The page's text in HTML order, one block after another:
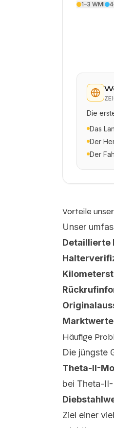
1–3 WMI
Die
Das
Der
Der
Vorteile
Unser
Detaillierte
Häufige
Die jüngste
Theta-II-
bei Theta-
Ziel einer